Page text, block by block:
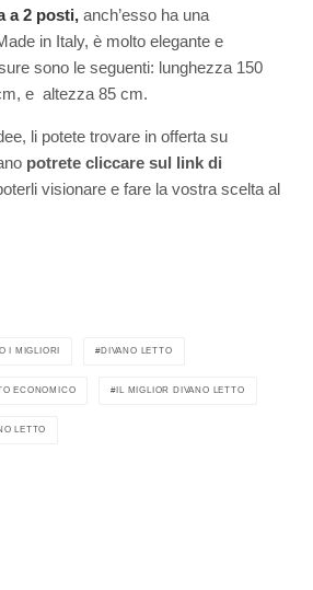
a 2 posti, anch’esso ha una
in Italy, è molto elegante e
sono le seguenti: lunghezza 150
e altezza 85 cm.
li potete trovare in offerta su
potrete cliccare sul link di
visionare e fare la vostra scelta al
I MIGLIORI DIVANO LETTO
ECONOMICO IL MIGLIOR DIVANO LETTO
LETTO